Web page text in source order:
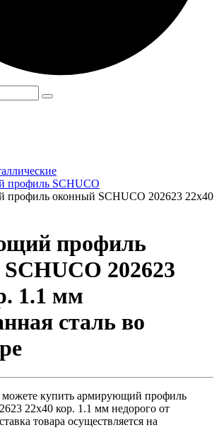
SCHUCO
оконный SCHUCO 202623 22х40
профиль
202623
1.1 мм
сталь во
купить армирующий профиль
22х40 кор. 1.1 мм недорого от
товара осуществляется на